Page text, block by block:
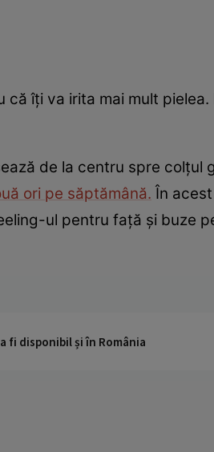
îţi va irita mai mult
de la centru spre colţul
ori pe săptămână. În
ul pentru faţă şi buze
fi disponibil și în România